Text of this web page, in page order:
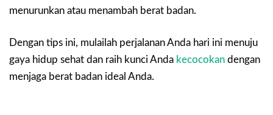
menurunkan atau menambah berat badan.
Dengan tips ini, mulailah perjalanan Anda hari ini menuju
gaya hidup sehat dan raih kunci Anda kecocokan dengan
menjaga berat badan ideal Anda.